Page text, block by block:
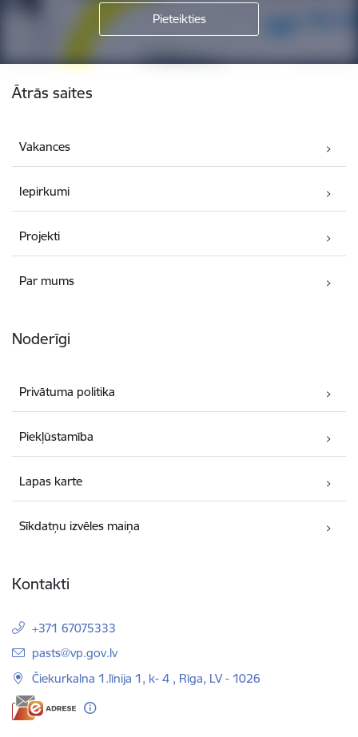
Ātrās saites
Vakances
Iepirkumi
Projekti
Par mums
Noderīgi
Privātuma politika
Piekļūstamība
Lapas karte
Sīkdatņu izvēles maiņa
Kontakti
+371 67075333
E-pasts:
pasts@vp.gov.lv
Čiekurkalna 1.līnija 1, k- 4 , Rīga, LV - 1026